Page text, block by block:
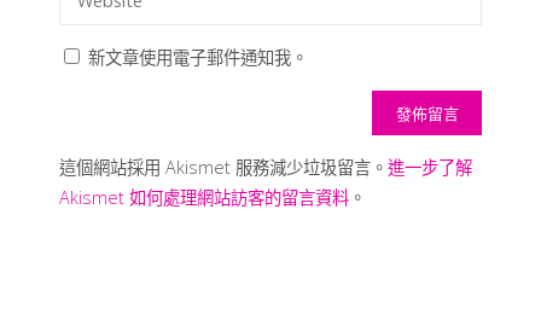
新文章使用電子郵件通知我。
這個網站採用 Akismet 服務減少垃圾留言。 進一步了解
Akismet 如何處理網站訪客的留言資料。